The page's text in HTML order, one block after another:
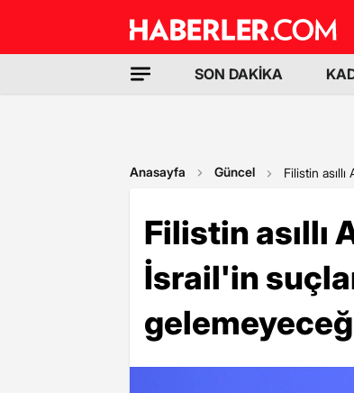
SON DAKİKA
Anasayfa Güncel Filistin
Filistin asıllı
İsrail'in